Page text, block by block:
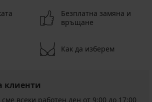
Безплатна замяна и
връщане
Как да изберем
клиенти
всеки работен ден от 9:00 до 17:00